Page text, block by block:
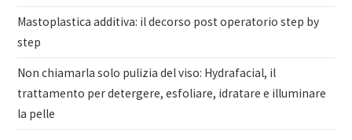
Mastoplastica additiva: il decorso post operatorio step by
step
Non chiamarla solo pulizia del viso: Hydrafacial, il
trattamento per detergere, esfoliare, idratare e illuminare
la pelle